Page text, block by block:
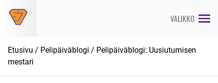
suoraan
VALIKKO
Etusivu / Pelipäiväblogi / Pelipäiväblogi: Uusiutumisen
mestari